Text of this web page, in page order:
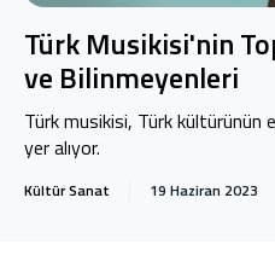
Türk Musikisi'nin
ve Bilinmeyenleri
Türk musikisi, Türk kültürünün
yer alıyor.
Kültür Sanat 19 Haziran 2023